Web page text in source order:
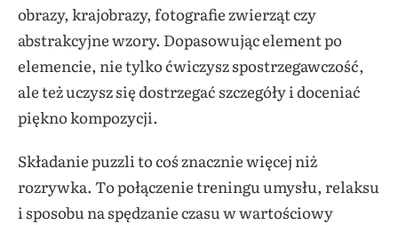
obrazy, krajobrazy, fotografie zwierząt czy
abstrakcyjne wzory. Dopasowując element po
elemencie, nie tylko ćwiczysz spostrzegawczość,
ale też uczysz się dostrzegać szczegóły i doceniać
piękno kompozycji.
Składanie puzzli to coś znacznie więcej niż
rozrywka. To połączenie treningu umysłu, relaksu
i sposobu na spędzanie czasu w wartościowy